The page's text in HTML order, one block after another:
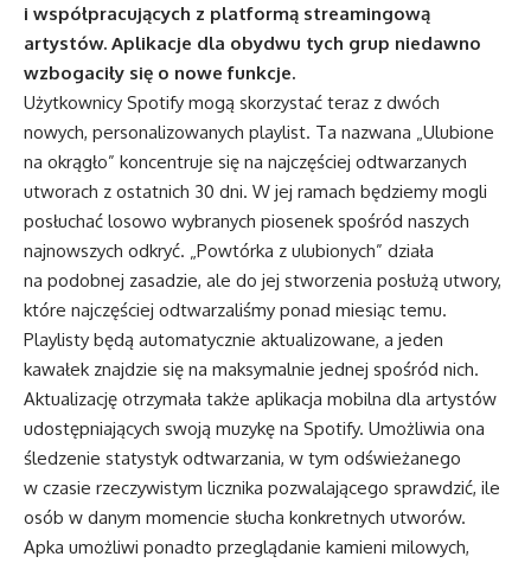
i współpracujących z platformą streamingową
artystów. Aplikacje dla obydwu tych grup niedawno
wzbogaciły się o nowe funkcje.
Użytkownicy Spotify mogą skorzystać teraz z dwóch
nowych, personalizowanych playlist. Ta nazwana „Ulubione
na okrągło” koncentruje się na najczęściej odtwarzanych
utworach z ostatnich 30 dni. W jej ramach będziemy mogli
posłuchać losowo wybranych piosenek spośród naszych
najnowszych odkryć. „Powtórka z ulubionych” działa
na podobnej zasadzie, ale do jej stworzenia posłużą utwory,
które najczęściej odtwarzaliśmy ponad miesiąc temu.
Playlisty będą automatycznie aktualizowane, a jeden
kawałek znajdzie się na maksymalnie jednej spośród nich.
Aktualizację otrzymała także aplikacja mobilna dla artystów
udostępniających swoją muzykę na Spotify. Umożliwia ona
śledzenie statystyk odtwarzania, w tym odświeżanego
w czasie rzeczywistym licznika pozwalającego sprawdzić, ile
osób w danym momencie słucha konkretnych utworów.
Apka umożliwi ponadto przeglądanie kamieni milowych,